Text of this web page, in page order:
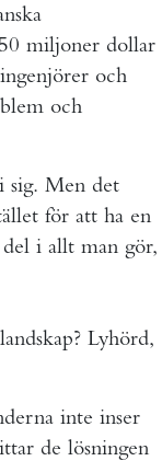
miljoner dollar
och
och
sig. Men det
för att ha en
i allt man gör,
Lyhörd,
inte inser
de lösningen